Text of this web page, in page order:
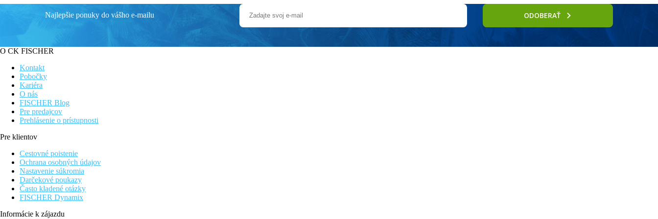
Najlepšie ponuky do vášho e-mailu ODOBERAŤ
O CK FISCHER
Kontakt
Pobočky
Kariéra
O nás
FISCHER Blog
Pre predajcov
Prehlásenie o prístupnosti
Pre klientov
Cestovné poistenie
Ochrana osobných údajov
Nastavenie súkromia
Darčekové poukazy
Často kladené otázky
FISCHER Dynamix
Informácie k zájazdu